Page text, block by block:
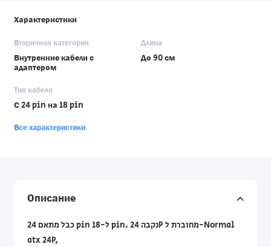
Характеристики
Вторичная категория
Внутренние кабели с
адаптером
Длина
До 90 см
Тип кабеля
С 24 pin на 18 pin
Все характеристики
Описание
כבל מתאם 24 pin ל-18 pin. נקבה 24P מחוברת ל-Normal
atx 24P,